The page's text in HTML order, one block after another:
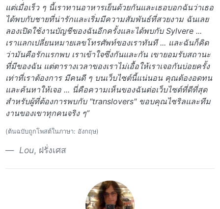
แต่เมื่อเร็ว ๆ นี้เราทานอาหารเย็นด้วยกันและเธอบอกฉันว่าเธอ
ได้พบกับชายที่น่ารักและเริ่มมีความสัมพันธ์ที่สวยงาม ฉันเลย
ลองเปิดใช้งานบัญชีของฉันอีกครั้งและได้พบกับ Sylvere ...
เราแลกเปลี่ยนหมายเลขโทรศัพท์ของเราทันที ... และฉันก็คิด
ว่ามันคือรักแรกพบ เราเข้าใจซึ่งกันและกัน เขายอมรับสถานะ
ที่มีของฉัน แต่ตารางเวลาของเราไม่เอื้อให้เราเจอกันบ่อยครั้ง
เท่าที่เราต้องการ มีคนดี ๆ บนเว็บไซต์นี้แน่นอน คุณต้องอดทน
และค้นหาให้เจอ ... นี่คือความเห็นของฉันต่อเว็บไซต์ที่ดีที่สุด
สำหรับผู้ที่ต้องการพบกับ "translovers" ขอบคุณไซริลและทีม
งานของเขาทุกคนจริง ๆ”
(ต้นฉบับถูกโพสต์ในภาษา: อังกฤษ)
Lou, ฝรั่งเศส